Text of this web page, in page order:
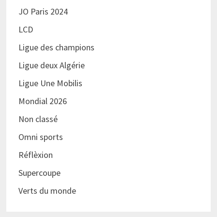
JO Paris 2024
LCD
Ligue des champions
Ligue deux Algérie
Ligue Une Mobilis
Mondial 2026
Non classé
Omni sports
Réflèxion
Supercoupe
Verts du monde